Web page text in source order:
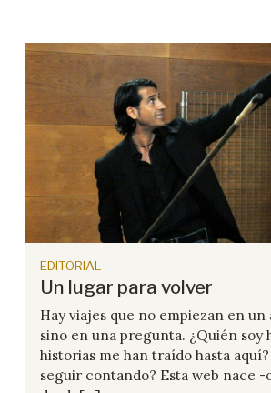
EDITORIAL
Un lugar para volver
Hay viajes que no empiezan en
sino en una pregunta. ¿Quién soy
historias me han traído hasta
seguir contando? Esta web nace